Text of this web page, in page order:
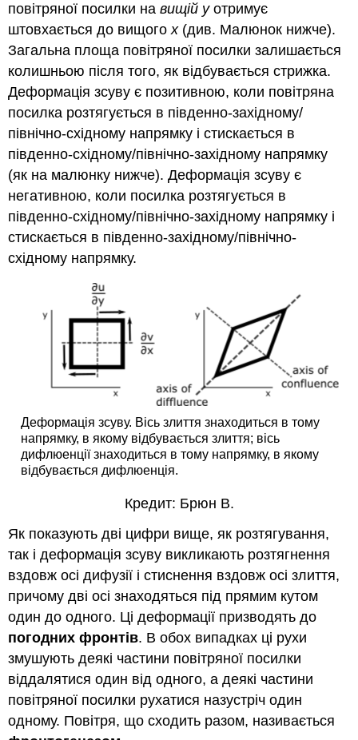
повітряної посилки навищій yотримує
штовхається до вищогоx(див. Малюнок нижче).
Загальна площа повітряної посилки залишається
колишньою після того, як відбувається стрижка.
Деформація зсуву є позитивною, коли повітряна
посилка розтягується в південно-західному/
північно-східному напрямку і стискається в
південно-східному/північно-західному напрямку
(як на малюнку нижче). Деформація зсуву є
негативною, коли посилка розтягується в
південно-східному/північно-західному напрямку і
стискається в південно-західному/північно-
східному напрямку.
Деформація зсуву. Вісь злиття знаходиться в тому
напрямку, в якому відбувається злиття; вісь
дифлюенції знаходиться в тому напрямку, в якому
відбувається дифлюенція.
Кредит: Брюн В.
Як показують дві цифри вище, як розтягування,
так і деформація зсуву викликають розтягнення
вздовж осі дифузії і стиснення вздовж осі злиття,
причому дві осі знаходяться під прямим кутом
один до одного. Ці деформації призводять до
погодних фронтів. В обох випадках ці рухи
змушують деякі частини повітряної посилки
віддалятися один від одного, а деякі частини
повітряної посилки рухатися назустріч один
одному. Повітря, що сходить разом, називається